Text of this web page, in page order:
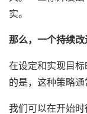
实。
那么，一个持续改
在设定和实现目
的是，这种策略通
我们可以在开始